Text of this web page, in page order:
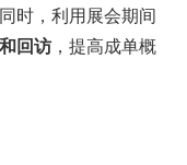
时，利用展会期间
回访 ，提高成单概